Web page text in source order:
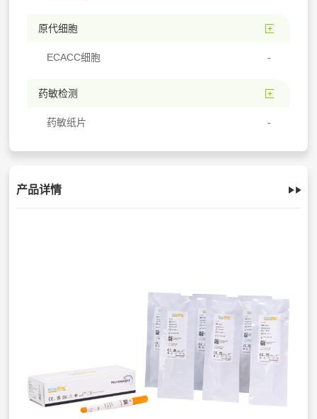
原代细胞
ECACC细胞
药敏检测
药敏纸片
产品详情